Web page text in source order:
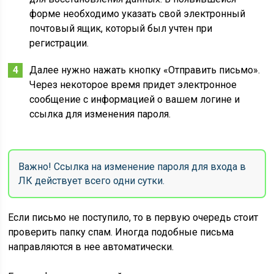
форме необходимо указать свой электронный
почтовый ящик, который был учтен при
регистрации.
Далее нужно нажать кнопку «Отправить письмо».
Через некоторое время придет электронное
сообщение с информацией о вашем логине и
ссылка для изменения пароля.
Важно! Ссылка на изменение пароля для входа в
ЛК действует всего одни сутки.
Если письмо не поступило, то в первую очередь стоит
проверить папку спам. Иногда подобные письма
направляются в нее автоматически.